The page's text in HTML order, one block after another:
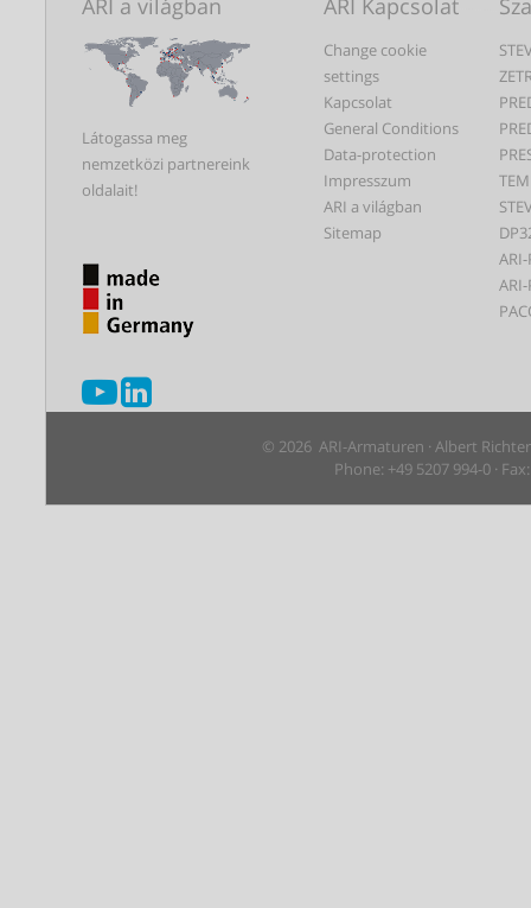
ARI a világban
Látogassa meg
nemzetközi partnereink
oldalait!
ARI Kapcsolat
Change cookie
settings
Kapcsolat
General Conditions
Data-protection
Impresszum
ARI a világban
Sitemap
© 2026 ARI-Armaturen · Albert
Phone: +49 5207 994-0 ·